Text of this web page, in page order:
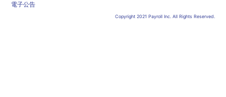
電子公告
Copyright 2021 Payroll Inc. All Rights Reserved.